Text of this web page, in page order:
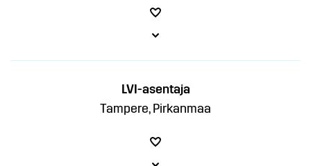
LVI-asentaja
Tampere, Pirkanmaa